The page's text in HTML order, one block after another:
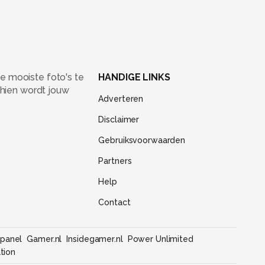
mooiste foto's te
wordt jouw
HANDIGE LINKS
Adverteren
Disclaimer
Gebruiksvoorwaarden
Partners
Help
Contact
Gamer.nl Insidegamer.nl
Power Unlimited